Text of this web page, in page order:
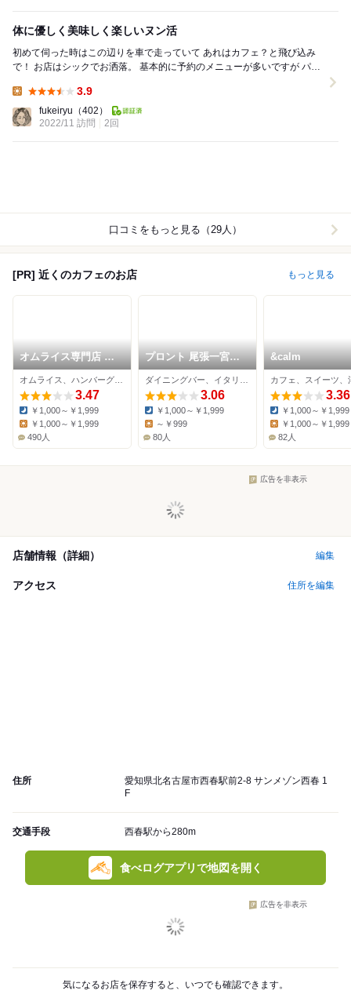
体に優しく美味しく楽しいヌン活
初めて伺った時はこの辺りを車で走っていて あれはカフェ？と飛び込み
で！ お店はシックでお洒落。 基本的に予約のメニューが多いですが パフ
3.9
fukeiryu （402）
2022/11 訪問
2回
口コミをもっと見る（29人）
[PR] 近くのカフェのお店 もっと見る
オムライス専門店 エ
グロン
3.47
Dinner:
￥1,000～￥1,999
￥1,000～￥1,999
490人
プロント 尾張一宮駅
店
3.06
Dinner:
￥1,000～￥1,999
Lunch:
～￥999
80人
&calm
カフェ、スイーツ、
3.36
Dinner:
￥1,000～￥1,999
Lunch:
￥1,000～￥1,999
82人
広告を非表示
店舗情報（詳細） 編集
アクセス 住所を編集
住所
愛知県北名古屋市西春駅前2-8 サンメゾン西春 1
F
交通手段 西春駅から280m
食べログアプリで地図を開く
広告を非表示
気になるお店を保存すると、いつでも確認できます。